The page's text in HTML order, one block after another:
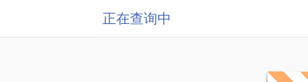
正在查询中